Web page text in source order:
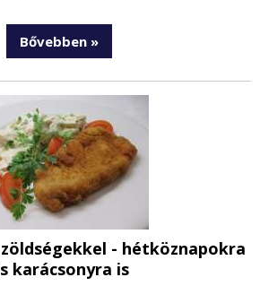
Bővebben »
- hétköznapokra
karácsonyra is